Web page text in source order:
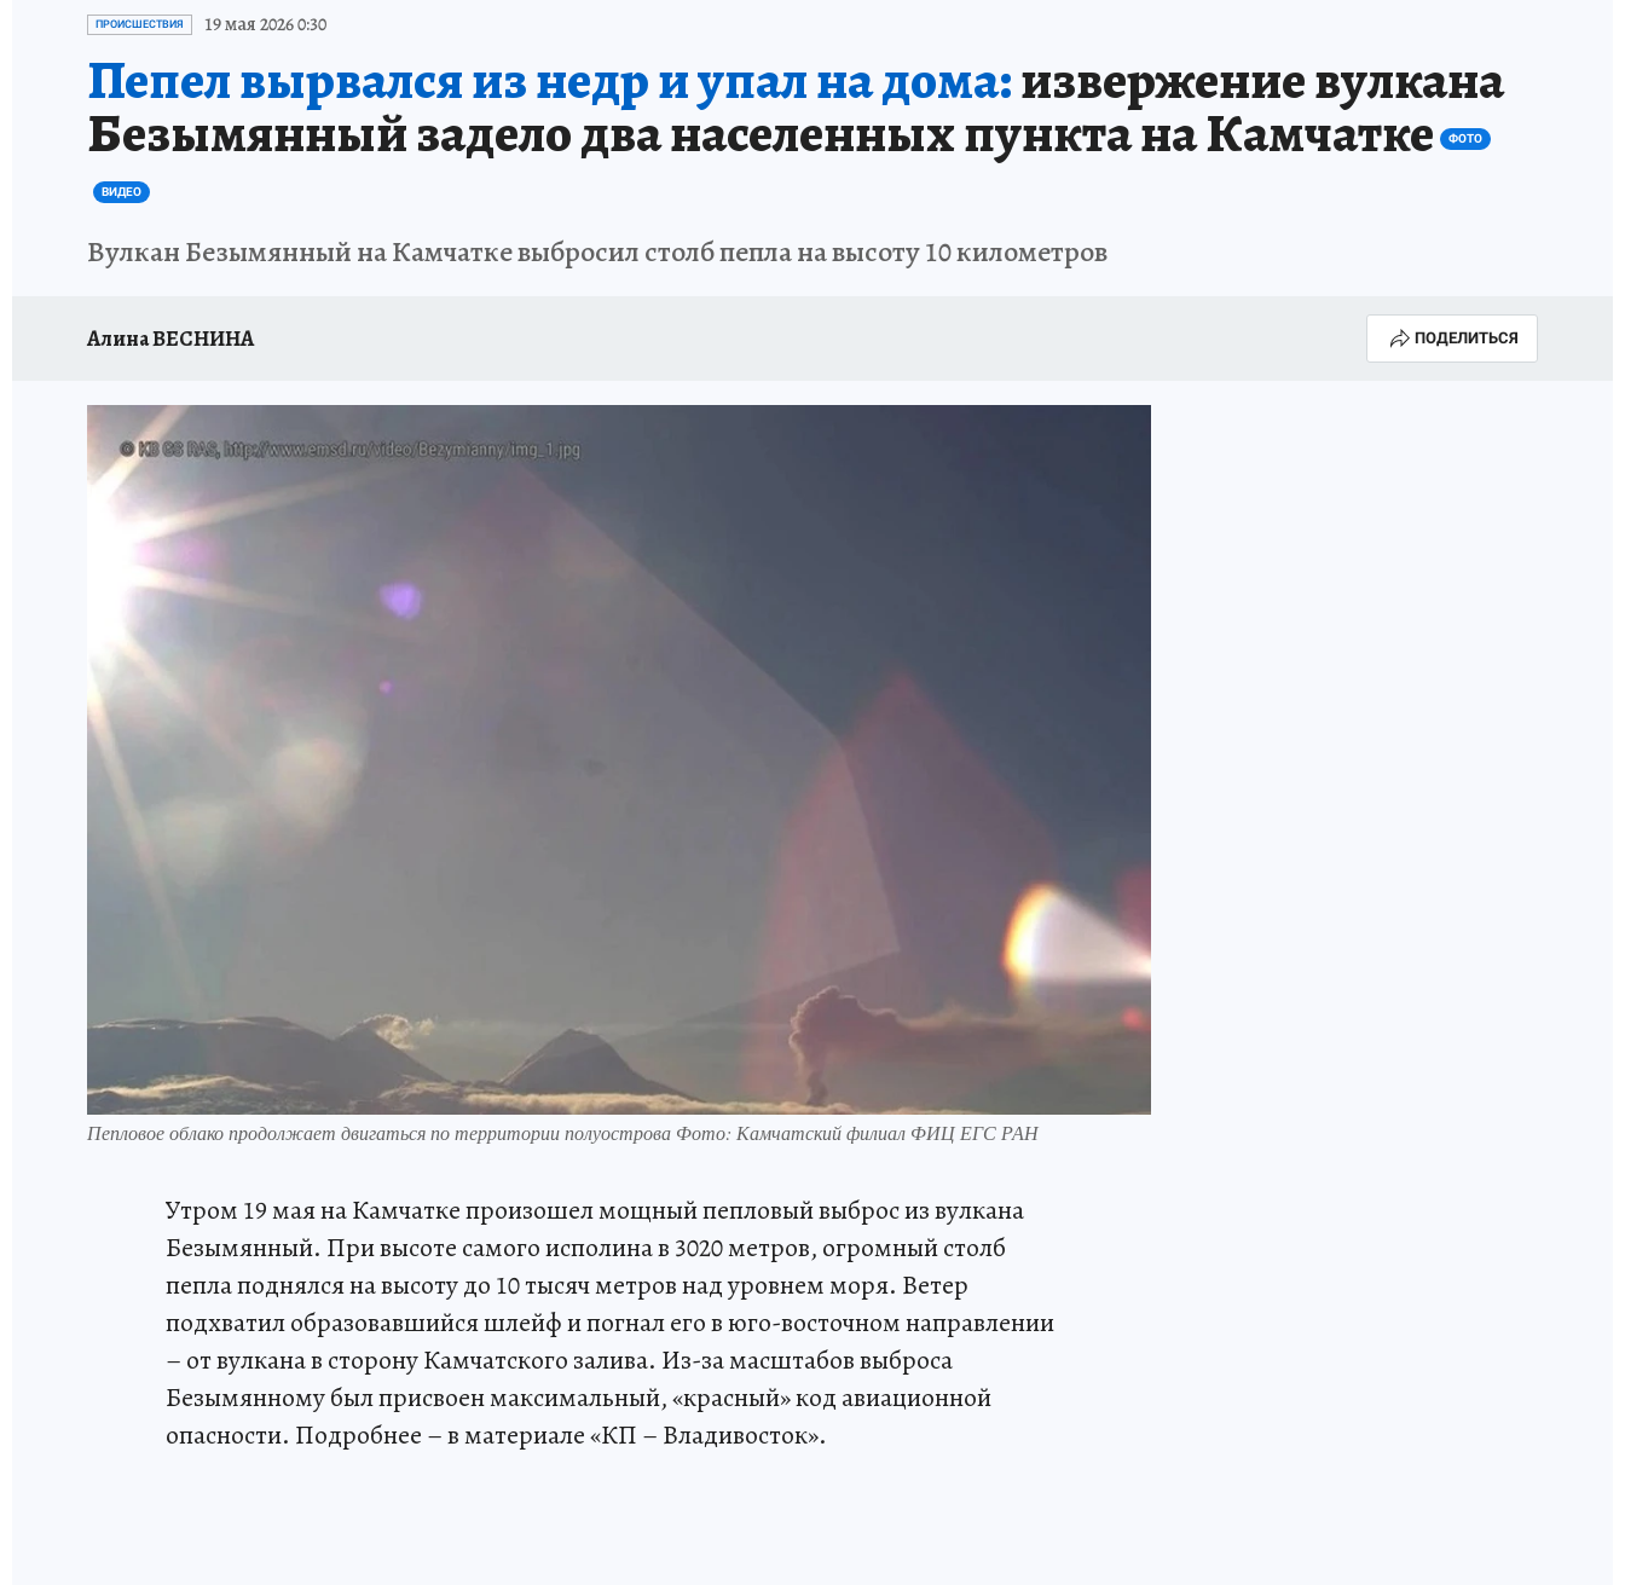
ДЕНЬ ПОБЕДЫ ВО ВЛАДИВОСТОКЕ 2026
АНТИРАК СТРАНИЦЫ ИСТОРИИ ДАЛЬНЕГО ВОСТОКА АФИША МОЙ ЛЮБИМЫЙ УЧИТЕЛЬ – 2024 ИСПЫТАНО НА СЕБЕ
ПРОИСШЕСТВИЯ 19 мая 2026 0:30
Пепел вырвался из недр и упал на дома:извержение вулкана
Безымянный задело два населенных пункта на Камчатке ФОТО
ВИДЕО
Вулкан Безымянный на Камчатке выбросил столб пепла на высоту 10 километров
Алина ВЕСНИНА ПОДЕЛИТЬСЯ
Пепловое облако продолжает двигаться по территории полуострова Фото: Камчатский филиал ФИЦ ЕГС РАН
Утром 19 мая на Камчатке произошел мощный пепловый выброс из вулкана
Безымянный. При высоте самого исполина в 3020 метров, огромный столб
пепла поднялся на высоту до 10 тысяч метров над уровнем моря. Ветер
подхватил образовавшийся шлейф и погнал его в юго-восточном направлении
– от вулкана в сторону Камчатского залива. Из-за масштабов выброса
Безымянному был присвоен максимальный, «красный» код авиационной
опасности. Подробнее – в материале «КП – Владивосток».